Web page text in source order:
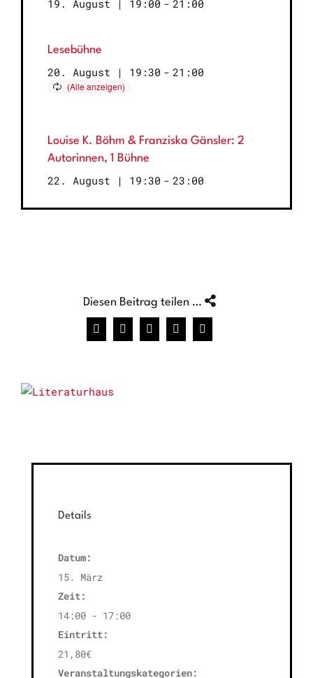
19. August | 19:00 - 21:00
Lesebühne
20. August | 19:30 - 21:00
Louise K. Böhm & Franziska Gänsler: 2
Autorinnen, 1 Bühne
22. August | 19:30 - 23:00
Diesen Beitrag teilen …
Facebook
X WhatsAppPinterest
E-
Mail
Details
Datum:
15. März
Zeit:
14:00 - 17:00
Eintritt:
21,80€
Veranstaltungskategorien: